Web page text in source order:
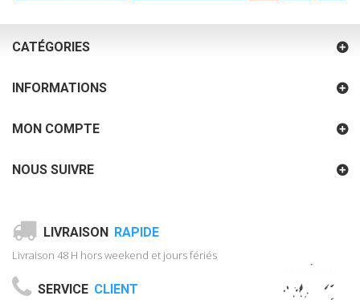
CATÉGORIES
INFORMATIONS
MON COMPTE
NOUS SUIVRE
LIVRAISON RAPIDE
Livraison 48 H hors weekend et jours fériés
SERVICE CLIENT